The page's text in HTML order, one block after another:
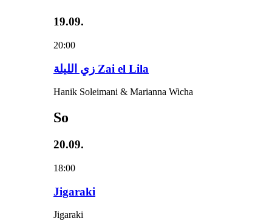
19.09.
20:00
زي‌ اللیلة Zai el Lila
Hanik Soleimani & Marianna Wicha
So
20.09.
18:00
Jigaraki
Jigaraki